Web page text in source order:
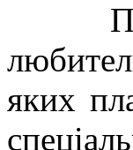
Під
яких